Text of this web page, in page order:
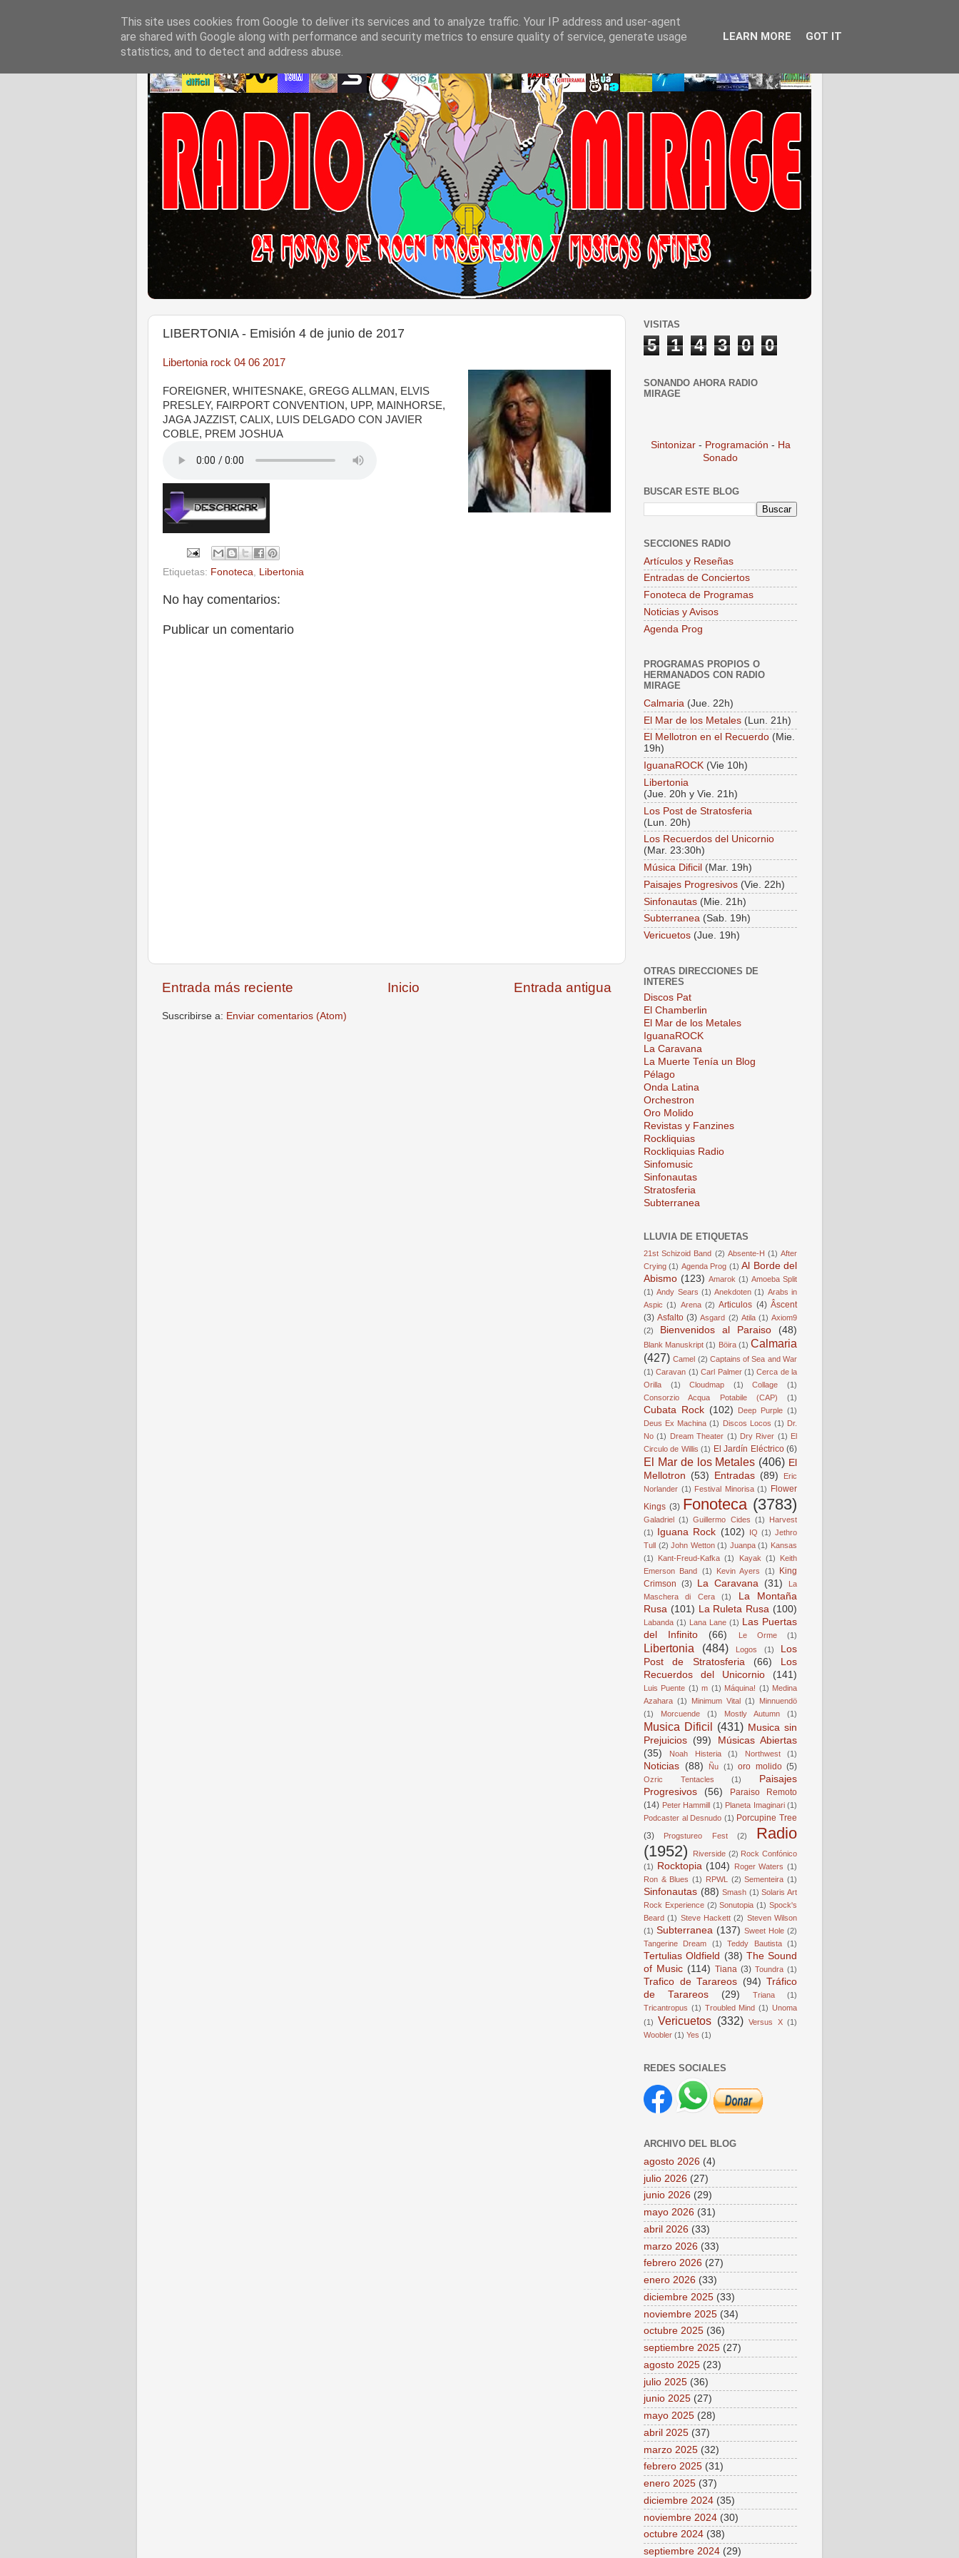
LIBERTONIA - Emisión 4 de junio de 2017
Libertonia rock 04 06 2017
FOREIGNER, WHITESNAKE, GREGG ALLMAN, ELVIS
PRESLEY, FAIRPORT CONVENTION, UPP, MAINHORSE,
JAGA JAZZIST, CALIX, LUIS DELGADO CON JAVIER
COBLE, PREM JOSHUA
Etiquetas: Fonoteca, Libertonia
No hay comentarios:
Publicar un comentario
Entrada más reciente Entrada antigua
Inicio
Suscribirse a: Enviar comentarios (Atom)
VISITAS
5 1 4 3 0 0
SONANDO AHORA RADIO
MIRAGE
Sintonizar - Programación - Ha
Sonado
BUSCAR ESTE BLOG
SECCIONES RADIO
Artículos y Reseñas
Entradas de Conciertos
Fonoteca de Programas
Noticias y Avisos
Agenda Prog
PROGRAMAS PROPIOS O
HERMANADOS CON RADIO
MIRAGE
Calmaria (Jue. 22h)
El Mar de los Metales (Lun. 21h)
El Mellotron en el Recuerdo (Mie.
19h)
IguanaROCK (Vie 10h)
Libertonia
(Jue. 20h y Vie. 21h)
Los Post de Stratosferia
(Lun. 20h)
Los Recuerdos del Unicornio
(Mar. 23:30h)
Música Dificil (Mar. 19h)
Paisajes Progresivos (Vie. 22h)
Sinfonautas (Mie. 21h)
Subterranea (Sab. 19h)
Vericuetos (Jue. 19h)
OTRAS DIRECCIONES DE
INTERES
Discos Pat
El Chamberlin
El Mar de los Metales
IguanaROCK
La Caravana
La Muerte Tenía un Blog
Pélago
Onda Latina
Orchestron
Oro Molido
Revistas y Fanzines
Rockliquias
Rockliquias Radio
Sinfomusic
Sinfonautas
Stratosferia
Subterranea
LLUVIA DE ETIQUETAS
21st Schizoid Band (2) Absente-H (1) After
Crying (1) Agenda Prog (1) Al Borde del
Abismo (123) Amarok (1) Amoeba Split
(1) Andy Sears (1) Anekdoten (1) Arabs in
Aspic (1) Arena (2) Articulos (4) Âscent
(3) Asfalto (3) Asgard (2) Atila (1) Axiom9
(2)
Bienvenidos al Paraiso (48)
Blank Manuskript (1) Böira (1) Calmaria
(427) Camel (2) Captains of Sea and War
(1) Caravan (1) Carl Palmer (1) Cerca de la
Orilla
(1) Cloudmap (1) Collage
(1)
Consorzio Acqua Potabile (CAP)
(1)
Cubata Rock (102) Deep Purple (1)
Deus Ex Machina (1) Discos Locos (1) Dr.
No (1) Dream Theater (1) Dry River (1) El
Circulo de Willis (1) El Jardín Eléctrico (6)
El Mar de los Metales (406) El
Mellotron (53) Entradas (89)
Eric
Norlander (1) Festival Minorisa (1) Flower
Kings (3) Fonoteca (3783)
Galadriel (1) Guillermo Cides (1)
Harvest
(1) Iguana Rock (102) IQ (1) Jethro
Tull (2) John Wetton (1) Juanpa (1) Kansas
(1)
Kant-Freud-Kafka (1) Kayak (1)
Keith
Emerson Band (1) Kevin Ayers (1)
King
Crimson (3) La Caravana (31)
La
Maschera di Cera
(1)
La Montaña
Rusa (101) La Ruleta Rusa (100)
Labanda (1) Lana Lane (1) Las Puertas
del Infinito
(66) Le Orme (1)
Libertonia (484) Logos (1)
Los
Post de Stratosferia
(66)
Los
Recuerdos del Unicornio
(141)
Luis Puente (1) m (1) Máquina! (1) Medina
Azahara (1) Minimum Vital (1)
Minnuendö
(1)
Morcuende (1) Mostly Autumn (1)
Musica Dificil (431) Musica sin
Prejuicios (99)
Músicas Abiertas
(35)
Noah Histeria (1) Northwest (1)
Noticias (88) Ñu (1) oro molido (5)
Ozric Tentacles (1)
Paisajes
Progresivos
(56)
Paraiso Remoto
(14) Peter Hammill (1) Planeta Imaginari (1)
Podcaster al Desnudo (1) Porcupine Tree
(3)
Progstureo Fest (2)
Radio
(1952)
Riverside (2) Rock Confónico
(1) Rocktopia (104) Roger Waters (1)
Ron & Blues (1) RPWL (2) Sementeira (1)
Sinfonautas (88) Smash (1) Solaris Art
Rock Experience (2) Sonutopia (1) Spock's
Beard (1) Steve Hackett (2) Steven Wilson
(1) Subterranea (137) Sweet Hole (2)
Tangerine Dream
(1) Teddy Bautista (1)
Tertulias Oldfield (38) The Sound
of Music (114) Tiana (3) Toundra (1)
Trafico de Tarareos (94) Tráfico
de Tarareos
(29) Triana
(1)
Tricantropus (1) Troubled Mind (1) Unoma
(1)
Vericuetos (332) Versus X (1)
Woobler (1) Yes (1)
REDES SOCIALES
ARCHIVO DEL BLOG
agosto 2026 (4)
julio 2026 (27)
junio 2026 (29)
mayo 2026 (31)
abril 2026 (33)
marzo 2026 (33)
febrero 2026 (27)
enero 2026 (33)
diciembre 2025 (33)
noviembre 2025 (34)
octubre 2025 (36)
septiembre 2025 (27)
agosto 2025 (23)
julio 2025 (36)
junio 2025 (27)
mayo 2025 (28)
abril 2025 (37)
marzo 2025 (32)
febrero 2025 (31)
enero 2025 (37)
diciembre 2024 (35)
noviembre 2024 (30)
octubre 2024 (38)
septiembre 2024 (29)
This site uses cookies from Google to deliver its services and to analyze traffic. Your IP address and user-agent
are shared with Google along with performance and security metrics to ensure quality of service, generate usage
statistics, and to detect and address abuse.
LEARN MORE GOT IT